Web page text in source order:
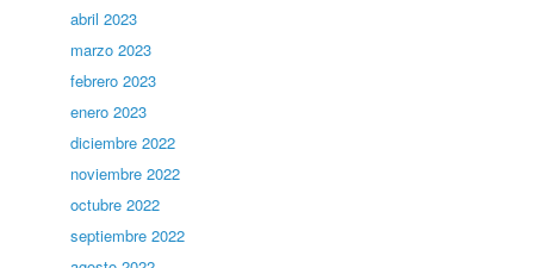
abril 2023
marzo 2023
febrero 2023
enero 2023
diciembre 2022
noviembre 2022
octubre 2022
septiembre 2022